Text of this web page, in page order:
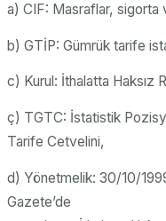
a) CIF: Masraflar, sigorta
b) GTİP: Gümrük tarife
c) Kurul: İthalatta Haksız
ç) TGTC: İstatistik
Tarife Cetvelini,
d) Yönetmelik: 30/10/
Gazete’de